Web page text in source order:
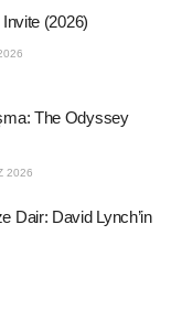
Invite (2026)
The Odyssey
2026
Dair: David Lynch’in